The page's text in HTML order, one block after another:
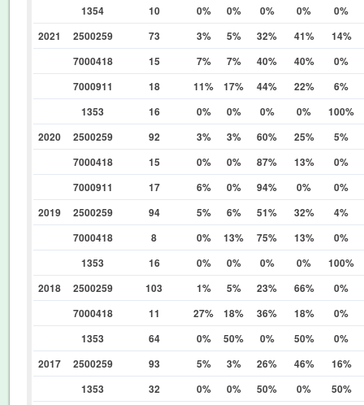
1354
10 0% 0% 0% 0%
0%
2021
2500259 73 3% 5% 32% 41%
14%
7000418
15 7% 7% 40% 40%
0%
7000911
18 11% 17% 44% 22%
6%
1353
16 0% 0% 0% 0%
100%
2020
2500259 92 3% 3% 60% 25%
5%
7000418
15 0% 0% 87% 13%
0%
7000911
17 6% 0% 94% 0%
0%
2019
2500259 94 5% 6% 51% 32%
4%
7000418
8 0% 13% 75% 13%
0%
1353
16 0% 0% 0% 0%
100%
2018
2500259 103 1% 5% 23% 66%
0%
7000418
11 27% 18% 36% 18%
0%
1353
64 0% 50% 0% 50%
0%
2017
2500259 93 5% 3% 26% 46%
16%
1353
32 0% 0% 50% 0%
50%